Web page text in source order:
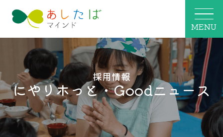
MENU
採用情報
にやりホっと・Goodニュース